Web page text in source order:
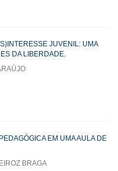
JUVENIL: UMA
DA LIBERDADE.
EM UMA AULA DE
BRAGA